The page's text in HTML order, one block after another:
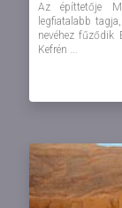
Az építtetője
legfiatalabb
nevéhez fűződik
Kefrén ...